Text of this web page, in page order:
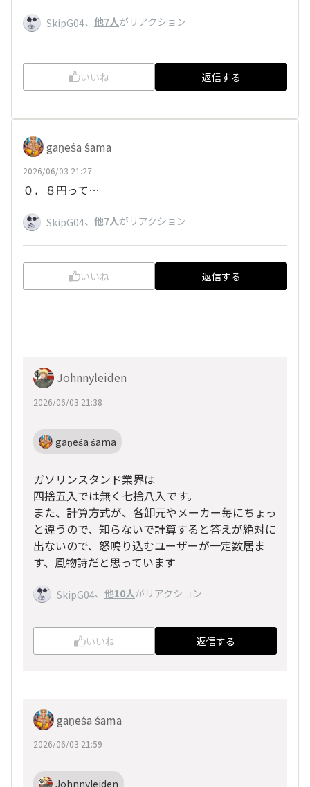
SkipG04、 他7人がリアクション
いいね 返信する
gaṇeśa śama
2026/06/03 21:27
０．８円って…
SkipG04、 他7人がリアクション
いいね 返信する
Johnnyleiden
2026/06/03 21:38
gaṇeśa śama
ガソリンスタンド業界は
四捨五入では無く七捨八入です。
また、計算方式が、各卸元やメーカー毎にちょっ
と違うので、知らないで計算すると答えが絶対に
出ないので、怒鳴り込むユーザーが一定数居ま
す、風物詩だと思っています
SkipG04、 他10人がリアクション
いいね 返信する
gaṇeśa śama
2026/06/03 21:59
Johnnyleiden